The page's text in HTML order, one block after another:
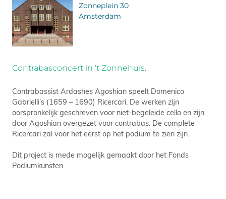
Zonneplein 30
Amsterdam
Contrabasconcert in 't Zonnehuis.
Contrabassist Ardashes Agoshian speelt Domenico
Gabrielli’s (1659 – 1690) Ricercari. De werken zijn
oorspronkelijk geschreven voor niet-begeleide cello en zijn
door Agoshian overgezet voor contrabas. De complete
Ricercari zal voor het eerst op het podium te zien zijn.
Dit project is mede mogelijk gemaakt door het Fonds
Podiumkunsten.